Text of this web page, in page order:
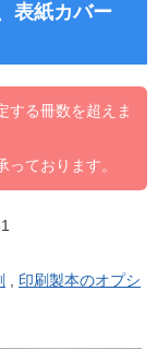
表紙カバー
する冊数を超えま
ております。
印刷製本のオプシ